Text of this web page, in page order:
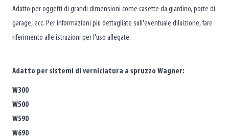
Adatto per oggetti di grandi dimensioni come casette da giardino, porte di
garage, ecc. Per informazioni più dettagliate sull'eventuale diluizione, fare
riferimento alle istruzioni per l'uso allegate.
Adatto per sistemi di verniciatura a spruzzo Wagner:
W300
W500
W590
W690